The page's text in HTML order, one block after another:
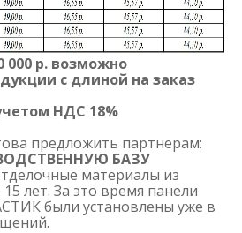
000 р. возможно
с длиной на заказ
НДС 18%
предложить партнерам:
БАЗУ
материалы из
лет. За это время панели
были установлены уже в